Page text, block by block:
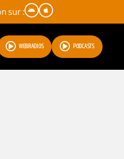
sur :
WEBRADIOS PODCASTS